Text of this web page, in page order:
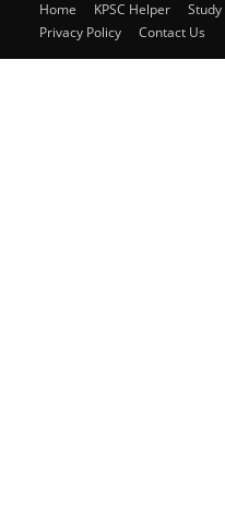
Home KPSC Helper
Privacy Policy
Contact Us